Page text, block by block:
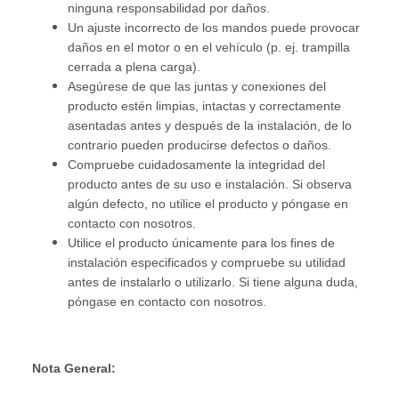
ninguna responsabilidad por daños.
Un ajuste incorrecto de los mandos puede provocar
daños en el motor o en el vehículo (p. ej. trampilla
cerrada a plena carga).
Asegúrese de que las juntas y conexiones del
producto estén limpias, intactas y correctamente
asentadas antes y después de la instalación, de lo
contrario pueden producirse defectos o daños.
Compruebe cuidadosamente la integridad del
producto antes de su uso e instalación. Si observa
algún defecto, no utilice el producto y póngase en
contacto con nosotros.
Utilice el producto únicamente para los fines de
instalación especificados y compruebe su utilidad
antes de instalarlo o utilizarlo. Si tiene alguna duda,
póngase en contacto con nosotros.
Nota General: